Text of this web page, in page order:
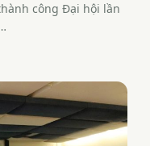
công Đại hội lần